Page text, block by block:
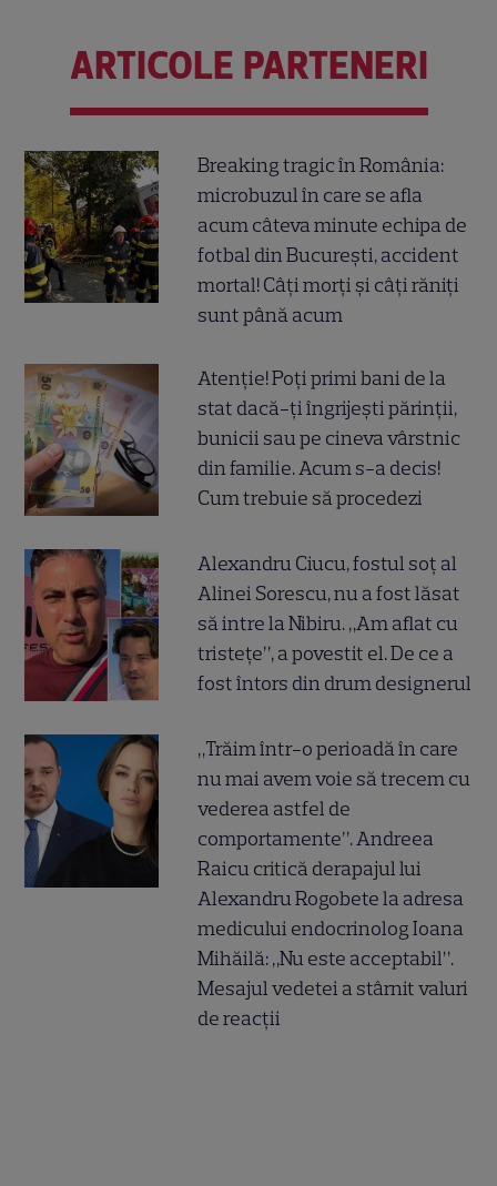
ARTICOLE PARTENERI
Breaking tragic în România:
microbuzul în care se afla
acum câteva minute echipa de
fotbal din București, accident
mortal! Câți morți și câți răniți
sunt până acum
Atenție! Poți primi bani de la
stat dacă-ți îngrijești părinții,
bunicii sau pe cineva vârstnic
din familie. Acum s-a decis!
Cum trebuie să procedezi
Alexandru Ciucu, fostul soț al
Alinei Sorescu, nu a fost lăsat
să intre la Nibiru. „Am aflat cu
tristețe”, a povestit el. De ce a
fost întors din drum designerul
„Trăim într-o perioadă în care
nu mai avem voie să trecem cu
vederea astfel de
comportamente”. Andreea
Raicu critică derapajul lui
Alexandru Rogobete la adresa
medicului endocrinolog Ioana
Mihăilă: „Nu este acceptabil”.
Mesajul vedetei a stârnit valuri
de reacții